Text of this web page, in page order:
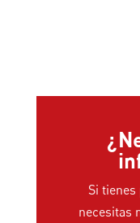
Si
necesitas